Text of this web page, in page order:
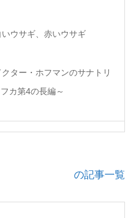
ウサギ、赤いウサギ
ター・ホフマンのサナトリ
カ第4の長編～
の記事一覧